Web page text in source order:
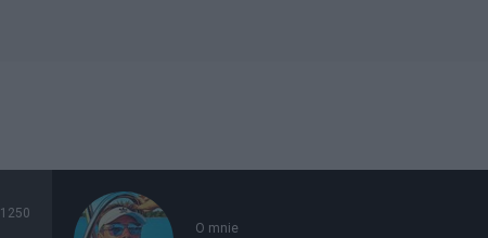
1250
O mnie